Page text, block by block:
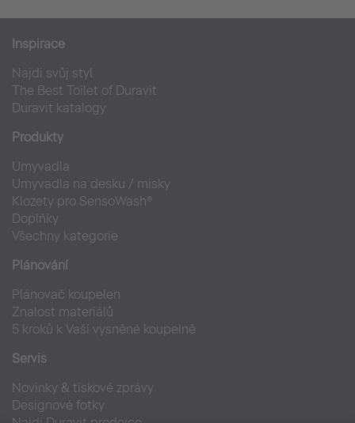
Inspirace
Najdi svůj styl
The Best Toilet of Duravit
Duravit katalogy
Produkty
Umyvadla
Umyvadla na desku / misky
Klozety pro SensoWash®
Doplňky
Všechny kategorie
Plánování
Plánovač koupelen
Znalost materiálů
5 kroků k Vaší vysněné koupelně
Servis
Novinky & tiskové zprávy
Designové fotky